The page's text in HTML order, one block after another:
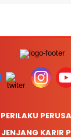
KARIR